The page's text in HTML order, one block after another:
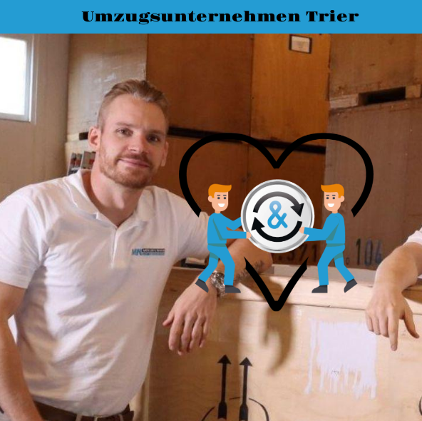
Umzugsunternehmen Trier